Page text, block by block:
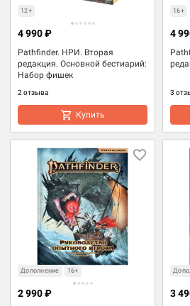
12+
Pathfinder. НРИ. Вторая
редакция. Основной бестиарий:
Набор фишек
2 отзыва
4 990 ₽
Купить
16+
3
4
Дополнение 16+
2 990 ₽ 3